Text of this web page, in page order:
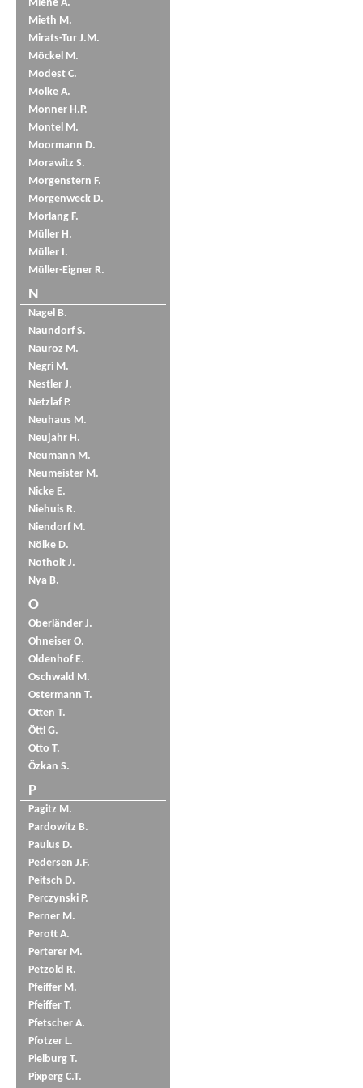
Miene A.
Mieth M.
Mirats-Tur J.M.
Möckel M.
Modest C.
Molke A.
Monner H.P.
Montel M.
Moormann D.
Morawitz S.
Morgenstern F.
Morgenweck D.
Morlang F.
Müller H.
Müller I.
Müller-Eigner R.
N
Nagel B.
Naundorf S.
Nauroz M.
Negri M.
Nestler J.
Netzlaf P.
Neuhaus M.
Neujahr H.
Neumann M.
Neumeister M.
Nicke E.
Niehuis R.
Niendorf M.
Nölke D.
Notholt J.
Nya B.
O
Oberländer J.
Ohneiser O.
Oldenhof E.
Oschwald M.
Ostermann T.
Otten T.
Öttl G.
Otto T.
Özkan S.
P
Pagitz M.
Pardowitz B.
Paulus D.
Pedersen J.F.
Peitsch D.
Perczynski P.
Perner M.
Perott A.
Perterer M.
Petzold R.
Pfeiffer M.
Pfeiffer T.
Pfetscher A.
Pfotzer L.
Pielburg T.
Pixperg C.T.